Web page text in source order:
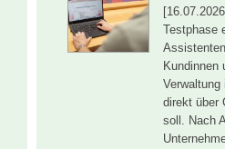
Testphase
Kundinnen
Verwaltung
direkt über
soll. Nach